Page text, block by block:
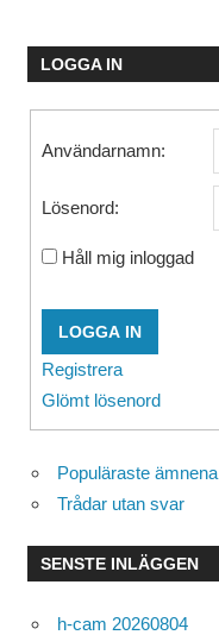
LOGGA IN
Användarnamn:
Lösenord:
Håll mig inloggad
LOGGA IN
Registrera
Glömt lösenord
Populäraste ämnena
Trådar utan svar
SENSTE INLÄGGEN
h-cam 20260804